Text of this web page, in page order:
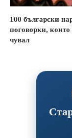
100 български
поговорки, които
чувал